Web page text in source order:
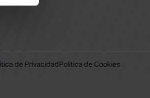
de PrivacidadPolítica de Cookies